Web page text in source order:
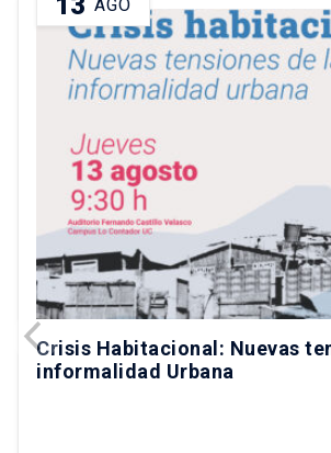
AGO
Crisis Habitacional: Nuevas
informalidad Urbana